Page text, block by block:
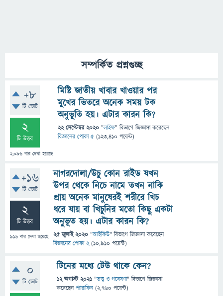
সম্পর্কিত প্রশ্নগুচ্ছ
+8
টি ভোট
2
টি উত্তর
2,096 বার দেখা হয়েছে
মিষ্টি জাতীয় খাবার খাওয়ার পর
মুখের ভিতরে অনেক সময় টক
অনুভূতি হয়। এটার কারন কি?
22 সেপ্টেম্বর 2020 "লাইফ" বিভাগে জিজ্ঞাসাকরেছেন
বিজ্ঞানের পোকা ৫ (123,410 পয়েন্ট)
+16
টি ভোট
2
টি উত্তর
916 বার দেখা হয়েছে
নাগরদোলা/উচু কোন রাইড যখন
উপর থেকে নিচে নামে তখন নাকি
প্রায় অনেক মানুষেরই শরীরে খিচ
ধরে যায় বা খিচুনির মতো কিছু একটা
অনুভূত হয়। এটার কারন কি?
25 জুলাই 2020 "আইকিউ" বিভাগে জিজ্ঞাসাকরেছেন
বিজ্ঞানের পোকা 2 (10,910 পয়েন্ট)
0
টি ভোট
টিনের মধ্যে টেউ থাকে কেন?
12 অগাস্ট 2021 "তত্ত্ব ও গবেষণা" বিভাগে জিজ্ঞাসা
করেছেনপ্যারাফিন (2,760 পয়েন্ট)